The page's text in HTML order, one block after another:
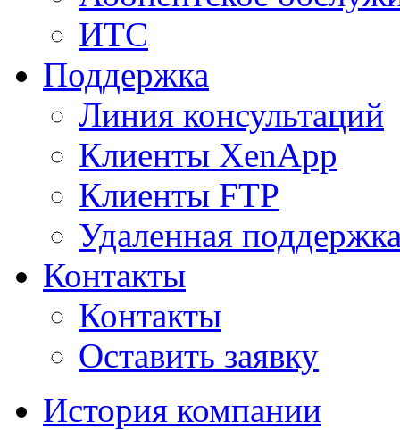
ИТС
Поддержка
Линия консультаций
Клиенты XenApp
Клиенты FTP
Удаленная
Контакты
Контакты
Оставить заявку
История компании